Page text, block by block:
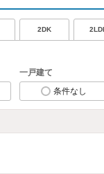
2DK
一戸建て
条件なし